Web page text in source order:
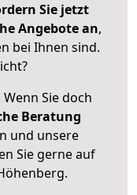
Sie jetzt
Angebote an,
bei Ihnen sind.
Sie doch
Beratung
und unsere
Sie gerne auf